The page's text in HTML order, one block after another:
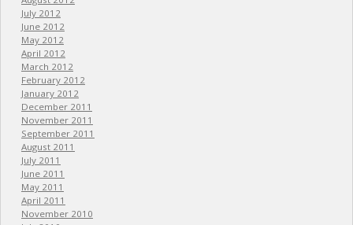
July 2012
June 2012
May 2012
April 2012
March 2012
February 2012
January 2012
December 2011
November 2011
September 2011
August 2011
July 2011
June 2011
May 2011
April 2011
November 2010